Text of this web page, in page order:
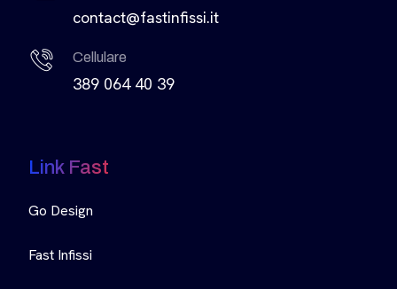
contact@fastinfissi.it
Cellulare
389 064 40 39
Link Fast
Go Design
Fast Infissi